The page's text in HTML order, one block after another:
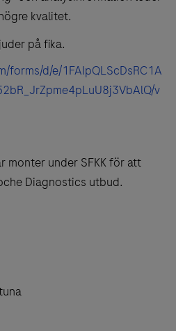
kvalitet.
på fika.
d/e/1FAIpQLScDsRC1A
v
monter under SFKK för att
Diagnostics utbud.